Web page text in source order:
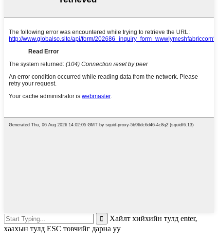
Хайлт хийхийн тулд enter,
хаахын тулд ESC товчийг дарна уу